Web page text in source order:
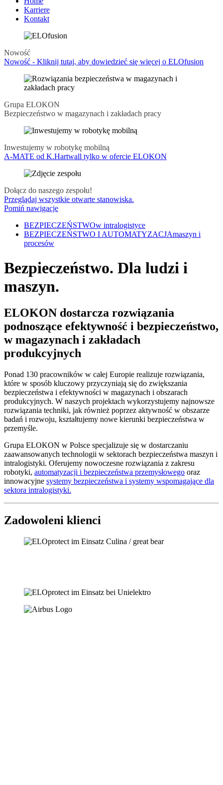
Karriere
Kontakt
Nowość
Nowość - Kliknij tutaj, aby dowiedzieć się więcej o ELOfusion
Grupa ELOKON
Bezpieczeństwo w magazynach i zakładach pracy
Inwestujemy w robotykę mobilną
A-MATE od K.Hartwall tylko w ofercie ELOKON
Dołącz do naszego zespołu!
Przeglądaj wszystkie otwarte stanowiska.
Pomiń nawigacje
BEZPIECZEŃSTWOw intralogistyce
BEZPIECZEŃSTWO I AUTOMATYZACJAmaszyn i
procesów
Bezpieczeństwo. Dla ludzi i
maszyn.
ELOKON dostarcza rozwiązania
podnoszące efektywność i bezpieczeństwo,
w magazynach i zakładach
produkcyjnych
Ponad 130 pracowników w całej Europie realizuje rozwiązania,
które w sposób kluczowy przyczyniają się do zwiększania
bezpieczeństwa i efektywności w magazynach i obszarach
produkcyjnych. W naszych projektach wykorzystujemy najnowsze
rozwiązania techniki, jak również poprzez aktywność w obszarze
badań i rozwoju, kształtujemy nowe kierunki bezpieczeństwa w
przemyśle.
Grupa ELOKON w Polsce specjalizuje się w dostarczaniu
zaawansowanych technologii w sektorach bezpieczeństwa maszyn i
intralogistyki. Oferujemy nowoczesne rozwiązania z zakresu
robotyki, automatyzacji i bezpieczeństwa przemysłowego oraz
innowacyjne systemy bezpieczeństwa i systemy wspomagające dla
sektora intralogistyki.
Zadowoleni klienci